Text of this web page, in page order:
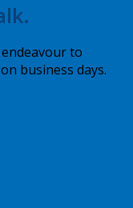
endeavour to
business days.